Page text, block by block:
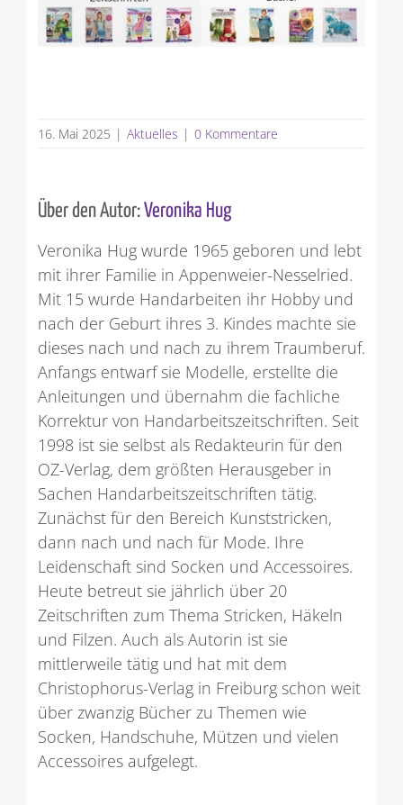
16. Mai 2025 | Aktuelles | 0 Kommentare
Über den Autor:Veronika Hug
Veronika Hug wurde 1965 geboren und lebt
mit ihrer Familie in Appenweier-Nesselried.
Mit 15 wurde Handarbeiten ihr Hobby und
nach der Geburt ihres 3. Kindes machte sie
dieses nach und nach zu ihrem Traumberuf.
Anfangs entwarf sie Modelle, erstellte die
Anleitungen und übernahm die fachliche
Korrektur von Handarbeitszeitschriften. Seit
1998 ist sie selbst als Redakteurin für den
OZ-Verlag, dem größten Herausgeber in
Sachen Handarbeitszeitschriften tätig.
Zunächst für den Bereich Kunststricken,
dann nach und nach für Mode. Ihre
Leidenschaft sind Socken und Accessoires.
Heute betreut sie jährlich über 20
Zeitschriften zum Thema Stricken, Häkeln
und Filzen. Auch als Autorin ist sie
mittlerweile tätig und hat mit dem
Christophorus-Verlag in Freiburg schon weit
über zwanzig Bücher zu Themen wie
Socken, Handschuhe, Mützen und vielen
Accessoires aufgelegt.